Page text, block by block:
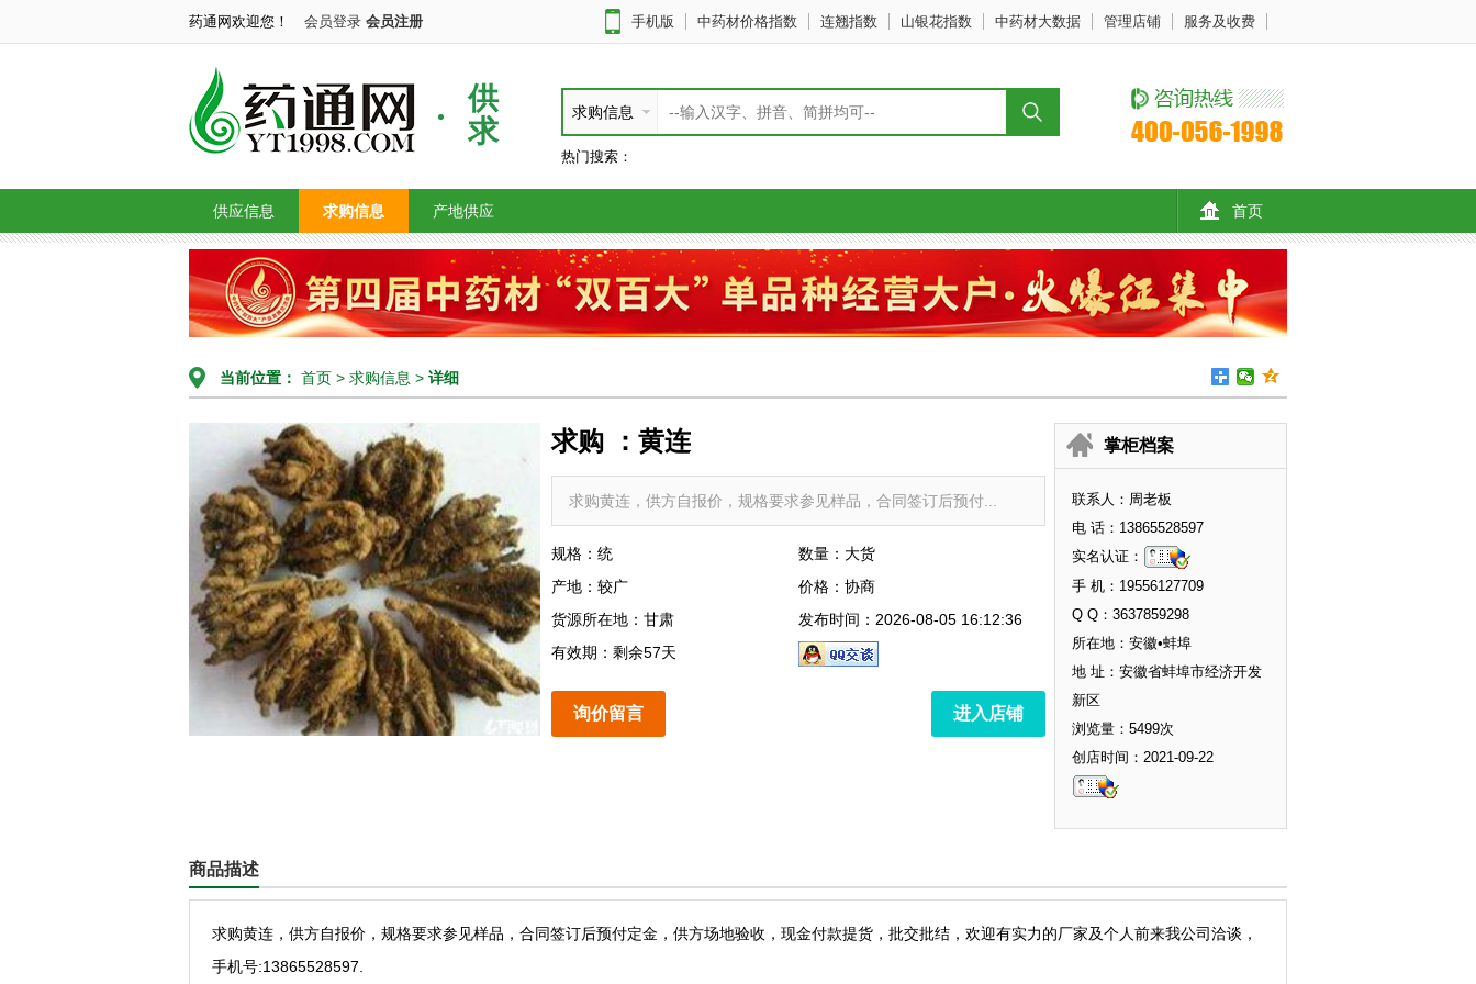
药通网欢迎您！ 会员登录 会员注册 手机版 中药材价格指数 连翘指数 山银花指数 中药材大数据 管理店铺 服务及收费
供
求
求购信息
热门搜索：
首页
供应信息 求购信息 产地供应
当前位置： 首页 > 求购信息 > 详细
求购 ：黄连
求购黄连，供方自报价，规格要求参见样品，合同签订后预付...
规格：统
数量：大货
产地：较广
价格：协商
货源所在地：甘肃
发布时间：2026-08-05 16:12:36
有效期：剩余57天
询价留言 进入店铺
掌柜档案
联系人：周老板
电 话：13865528597
实名认证：
手 机：19556127709
Q Q：3637859298
所在地：安徽•蚌埠
地 址：安徽省蚌埠市经济开发
新区
浏览量：5499次
创店时间：2021-09-22
商品描述
求购黄连，供方自报价，规格要求参见样品，合同签订后预付定金，供方场地验收，现金付款提货，批交批结，欢迎有实力的厂家及个人前来我公司洽谈，
手机号:13865528597.